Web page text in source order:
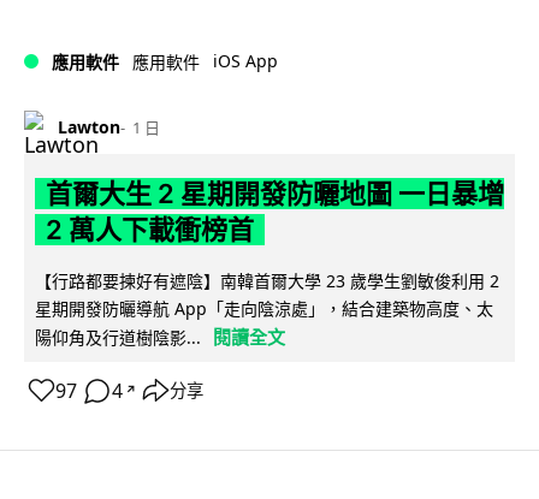
應用軟件 應用軟件 iOS App
Lawton 1 日
首爾大生 2 星期開發防曬地圖 一日暴增
2 萬人下載衝榜首
【行路都要揀好有遮陰】南韓首爾大學 23 歲學生劉敏俊利用 2
星期開發防曬導航 App「走向陰涼處」，結合建築物高度、太
陽仰角及行道樹陰影...
閱讀全文
97 4 ↗ 分享